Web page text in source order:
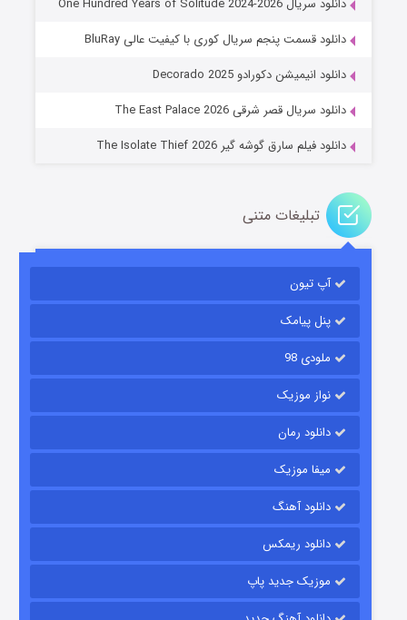
عملیات آپارتمان
قسمت۲ (زیرنویس) منتشر شد
شکست استوارت در نجات جهان
قسمت
دانلود سریال One Hundred Years of Solitude 2024-2026
دانلود قسمت پنجم سریال کوری با کیفیت عالی BluRay
دانلود انیمیشن دکورادو Decorado 2025
دانلود سریال قصر شرقی The East Palace 2026
دانلود فیلم سارق گوشه گیر The Isolate Thief 2026
تبلیغات متنی
آپ تیون
پنل پیامک
ملودی 98
نواز موزیک
دانلود رمان
میفا موزیک
دانلود آهنگ
دانلود ریمکس
موزیک جدید پاپ